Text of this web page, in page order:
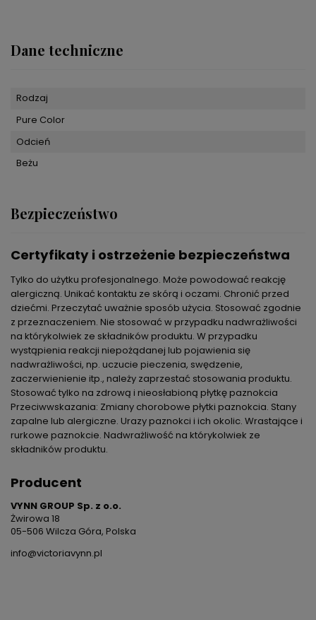
Dane techniczne
Rodzaj
Pure Color
Odcień
Beżu
Bezpieczeństwo
Certyfikaty i ostrzeżenie bezpieczeństwa
Tylko do użytku profesjonalnego. Może powodować reakcję
alergiczną. Unikać kontaktu ze skórą i oczami. Chronić przed
dziećmi. Przeczytać uważnie sposób użycia. Stosować zgodnie
z przeznaczeniem. Nie stosować w przypadku nadwrażliwości
na którykolwiek ze składników produktu. W przypadku
wystąpienia reakcji niepożądanej lub pojawienia się
nadwrażliwości, np. uczucie pieczenia, swędzenie,
zaczerwienienie itp., należy zaprzestać stosowania produktu.
Stosować tylko na zdrową i nieosłabioną płytkę paznokcia
Przeciwwskazania: Zmiany chorobowe płytki paznokcia. Stany
zapalne lub alergiczne. Urazy paznokci i ich okolic. Wrastające i
rurkowe paznokcie. Nadwrażliwość na którykolwiek ze
składników produktu.
Producent
VYNN GROUP Sp. z o.o.
Żwirowa 18
05-506 Wilcza Góra, Polska
info@victoriavynn.pl